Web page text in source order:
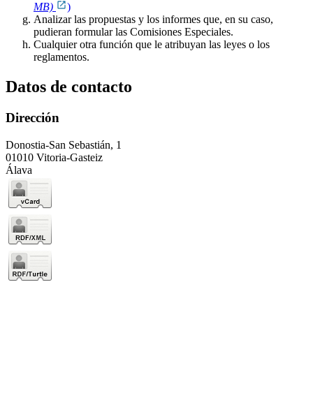
MB)
)
Analizar las propuestas y los informes que, en su caso,
pudieran formular las Comisiones Especiales.
Cualquier otra función que le atribuyan las leyes o los
reglamentos.
Datos de contacto
Dirección
Donostia-San Sebastián, 1
01010 Vitoria-Gasteiz
Álava